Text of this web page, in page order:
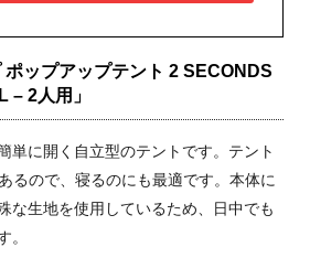
ップアップテント 2 SECONDS
– 2人用」
単に開く自立型のテントです。テント
るので、寝るのにも最適です。本体に
な生地を使用しているため、日中でも
。